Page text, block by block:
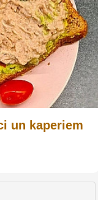
un kaperiem